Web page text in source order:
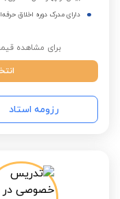
دارای مدرک دوره اخلاق
برای مشاهده
رزومه استاد